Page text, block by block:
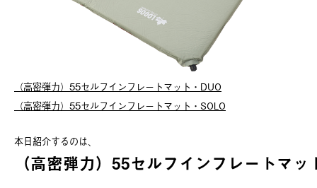
（高密弾力）55セルフインフレートマット・DUO
（高密弾力）55セルフインフレートマット・SOLO
本日紹介するのは、
（高密弾力）55セルフインフレートマッ